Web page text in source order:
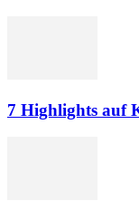
7 Highlights auf